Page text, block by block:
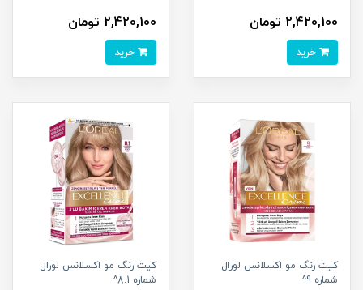
2,420,100 تومان 2,420,100 تومان
کیت رنگ مو اکسلانس لورال
شماره 9^
کیت رنگ مو اکسلانس لورال
شماره 8.1^